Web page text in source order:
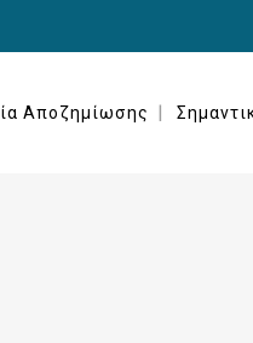
Αποζημίωσης